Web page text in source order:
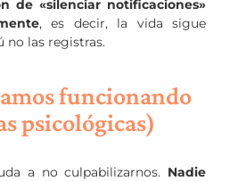
de «silenciar notificaciones»
, es decir, la vida sigue
no las registras.
funcionando
psicológicas)
a no culpabilizarnos. Nadie